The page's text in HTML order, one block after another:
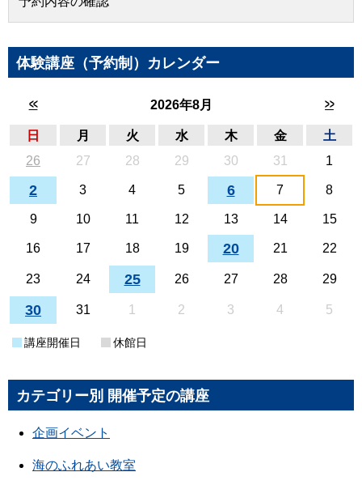
体験講座（予約制）カレンダー
<< 2026年8月 >>
日 月 火 水 木 金
土
26
27 28 29 30 31 1
2 3 4 5 6 7 8
9 10 11 12 13 14 15
16 17 18 19 20 21 22
23 24 25 26 27 28 29
30 31 1 2 3 4 5
講座開催日 休館日
カテゴリー別 開催予定の講座
企画イベント
海のふれあい教室